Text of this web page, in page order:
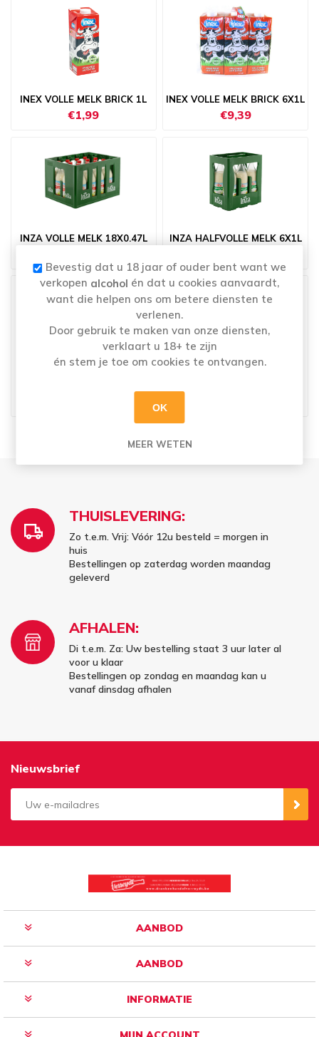
INEX VOLLE MELK BRICK 1L
€1,99
INEX VOLLE MELK BRICK 6X1L
€9,39
INZA VOLLE MELK 18X0.47L INZA HALFVOLLE MELK 6X1L
THUISLEVERING:
Zo t.e.m. Vrij: Vóór 12u besteld = morgen in
huis
Bestellingen op zaterdag worden maandag
geleverd
AFHALEN:
Di t.e.m. Za: Uw bestelling staat 3 uur later al
voor u klaar
Bestellingen op zondag en maandag kan u
vanaf dinsdag afhalen
Nieuwsbrief
AANBOD
AANBOD
INFORMATIE
Bevestig dat u 18 jaar of ouder bent want we
verkopen alcohol én dat u cookies aanvaardt,
want die helpen ons om betere diensten te
verlenen.
Door gebruik te maken van onze diensten,
verklaart u 18+ te zijn
én stem je toe om cookies te ontvangen.
OK
MEER WETEN